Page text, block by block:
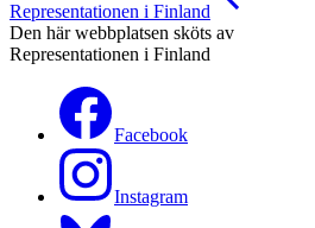
Representationen i Finland
Den här webbplatsen sköts av
Representationen i Finland
Facebook
Instagram